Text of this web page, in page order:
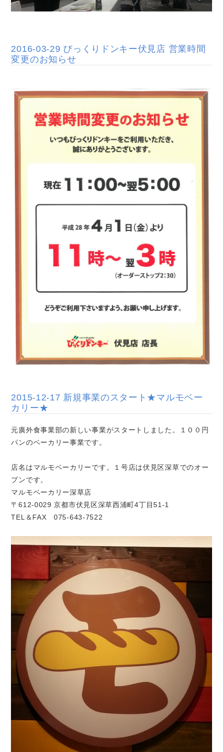
2016-03-29 びっくりドンキー伏見店 営業時間
変更のお知らせ
2015-12-17 新規事業のスタート★マルモベー
カリー★
元廣外食事業部の新しい事業がスタートしました。１００円
パンのベーカリー事業です。
店名はマルモベーカリーです。１号店は伏見区深草でのオー
プンです。
マルモベーカリー深草店
〒612-0029 京都市伏見区深草西浦町4丁目51-1
TEL＆FAX 075-643-7522